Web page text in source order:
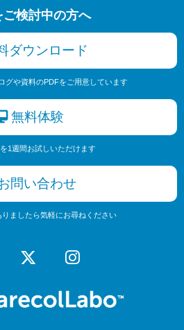
ご検討中の方へ
ダウンロード
グや資料のPDFをご用意しています
無料体験
1週間お試しいただけます
問い合わせ
りましたら気軽にお尋ねください